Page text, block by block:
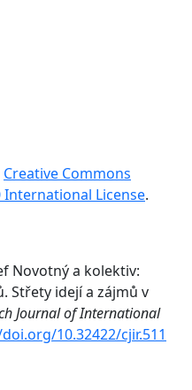
Creative Commons
License.
Novotný a kolektiv:
Střety idejí a zájmů v
Journal of International
10.32422/cjir.511